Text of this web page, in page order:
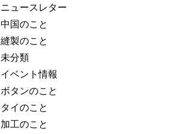
ニュースレター
中国のこと
縫製のこと
未分類
イベント情報
ボタンのこと
タイのこと
加工のこと